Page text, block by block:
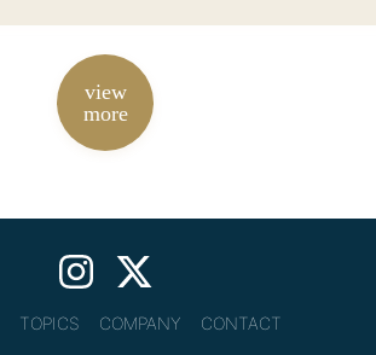
view
more
TOPICS COMPANY CONTACT